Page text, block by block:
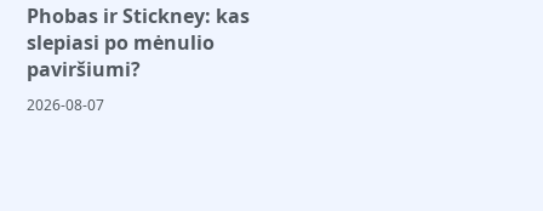
Phobas ir Stickney: kas
slepiasi po mėnulio
paviršiumi?
2026-08-07